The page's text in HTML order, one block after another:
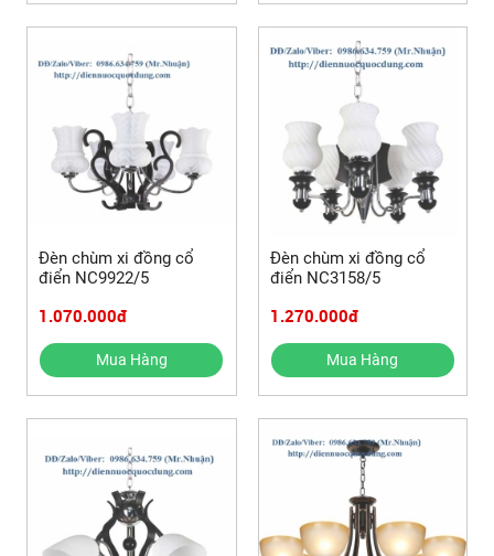
Đèn chùm xi đồng cổ
điển NC9922/5
1.070.000đ
Mua Hàng
Đèn chùm xi đồng cổ
điển NC3158/5
1.270.000đ
Mua Hàng